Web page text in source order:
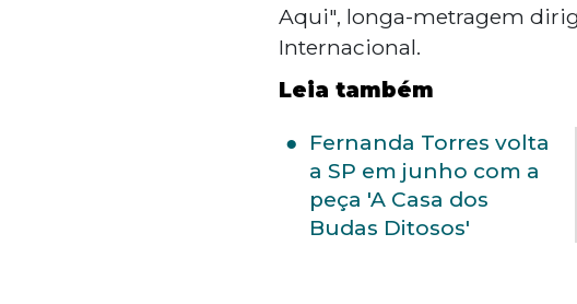
Aqui", longa-metragem
Internacional.
Leia também
Fernanda Torres volta
a SP em junho com a
peça 'A Casa dos
Budas Ditosos'